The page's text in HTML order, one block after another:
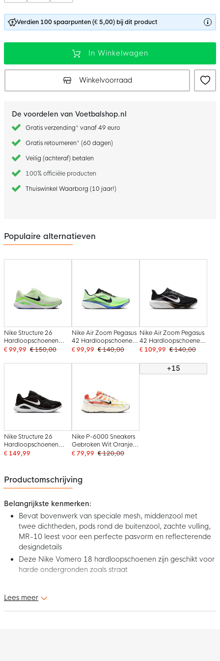
Verdien 100 spaarpunten (€ 5,00) bij dit product
In Winkelwagen
Winkelvoorraad
De voordelen van Voetbalshop.nl
Gratis verzending* vanaf 49 euro
Gratis retourneren* (60 dagen)
Veilig (achteraf) betalen
100% officiële producten
Thuiswinkel Waarborg (10 jaar!)
Populaire alternatieven
Nike Structure 26
Hardloopschoenen
Lime Groen Felgroen
€ 99,99 € 150,00
Nike Air Zoom Pegasus
42 Hardloopschoenen
Neongroen Zwart
€ 99,99 € 140,00
Nike Air Zoom Pegasus
42 Hardloopschoenen
Zwart Wit Photon Dust
€ 109,99 € 140,00
Nike Structure 26
Hardloopschoenen
Zwart Wit Grijs Zilver
€ 149,99
Nike P-6000 Sneakers
Gebroken Wit Oranje
Geel Zwart
€ 79,99 € 120,00
+15
Productomschrijving
Belangrijkste kenmerken:
Bevat bovenwerk van speciale mesh, middenzool met
twee dichtheden, pods rond de buitenzool, zachte vulling,
MR-10 leest voor een perfecte pasvorm en reflecterende
designdetails
Deze Nike Vomero 18 hardloopschoenen zijn geschikt voor
harde ondergronden zoals straat
Maximale demping in deze Nike Vomero 18 Hardloopschoenen
Lees meer